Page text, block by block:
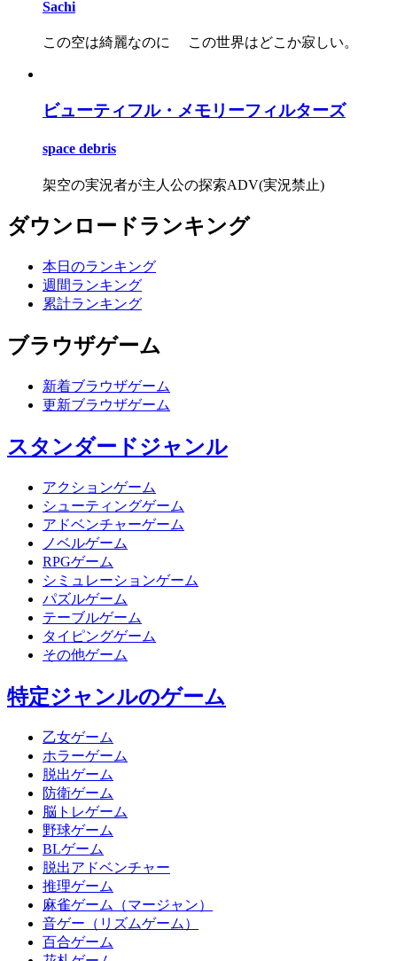
Sachi
この空は綺麗なのに この世界はどこか寂しい。
ビューティフル・メモリーフィルターズ
space debris
架空の実況者が主人公の探索ADV(実況禁止)
ダウンロードランキング
本日のランキング
週間ランキング
累計ランキング
ブラウザゲーム
新着ブラウザゲーム
更新ブラウザゲーム
スタンダードジャンル
アクションゲーム
シューティングゲーム
アドベンチャーゲーム
ノベルゲーム
RPGゲーム
シミュレーションゲーム
パズルゲーム
テーブルゲーム
タイピングゲーム
その他ゲーム
特定ジャンルのゲーム
乙女ゲーム
ホラーゲーム
脱出ゲーム
防衛ゲーム
脳トレゲーム
野球ゲーム
BLゲーム
脱出アドベンチャー
推理ゲーム
麻雀ゲーム（マージャン）
音ゲー（リズムゲーム）
百合ゲーム